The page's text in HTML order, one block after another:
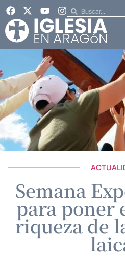
Semana
para poner
riqueza de